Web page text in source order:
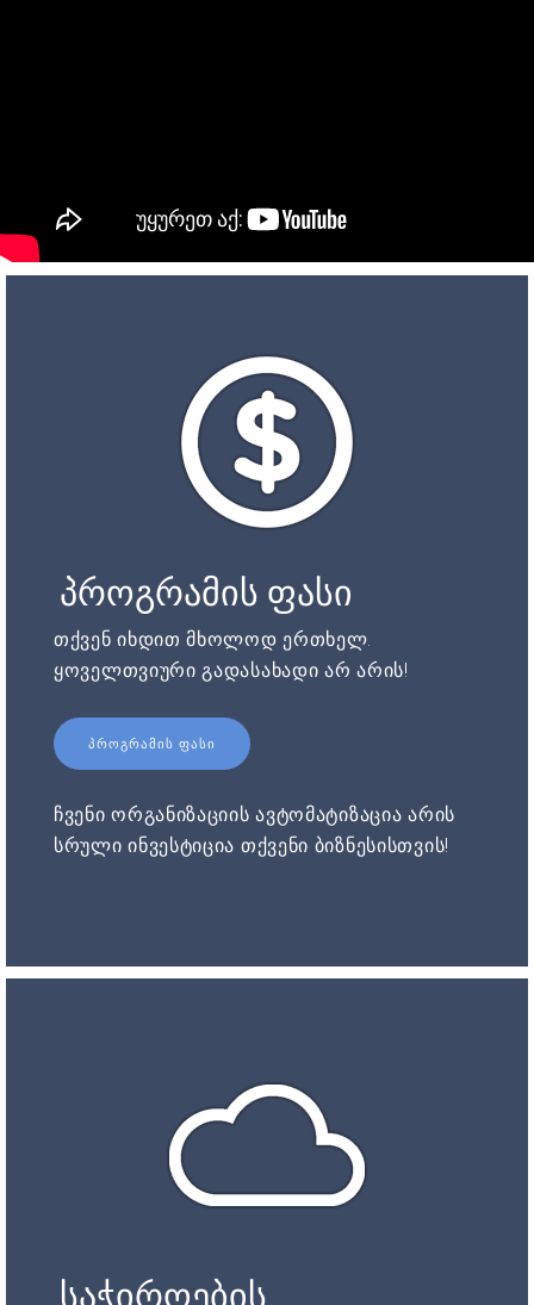
პროგრამის ფასი
თქვენ იხდით მხოლოდ ერთხელ.
ყოველთვიური გადასახადი არ არის!
ᲞᲠᲝᲒᲠᲐᲛᲘᲡ ᲤᲐᲡᲘ
ჩვენი ორგანიზაციის ავტომატიზაცია არის
სრული ინვესტიცია თქვენი ბიზნესისთვის!
საჭიროების